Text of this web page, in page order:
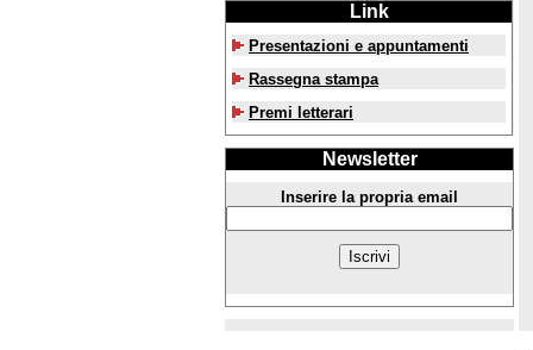
Link
Presentazioni e appuntamenti
Rassegna stampa
Premi letterari
Newsletter
Inserire la propria email